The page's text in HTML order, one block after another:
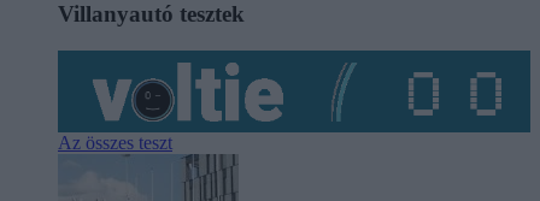
Villanyautó tesztek
Az összes teszt